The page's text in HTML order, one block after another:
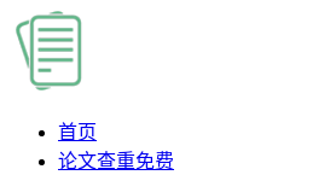
首页
论文查重免费